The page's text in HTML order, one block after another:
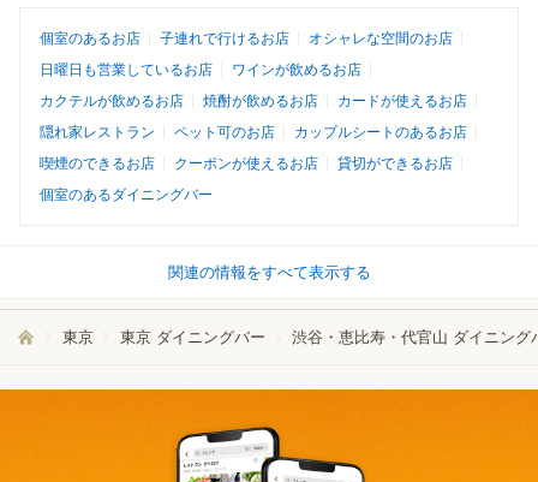
個室のあるお店 子連れで行けるお店
オシャレな空間のお店
日曜日も営業しているお店
ワインが飲めるお店
カクテルが飲めるお店
焼酎が飲めるお店
カードが使えるお店
隠れ家レストラン
ペット可のお店
カップルシートのあるお店
喫煙のできるお店
クーポンが使えるお店
貸切ができるお店
個室のあるダイニングバー
関連の情報をすべて表示する
東京 東京 ダイニングバー 渋谷・恵比寿・代官山 ダイニング